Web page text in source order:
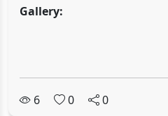
Gallery:
6 0 0